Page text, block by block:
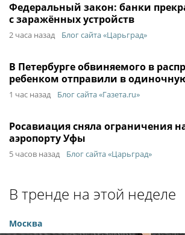
Федеральный закон: банки
с заражённых устройств
2 часа назад Блог сайта «Царьград»
В Петербурге обвиняемого в
ребенком отправили в
1 час назад Блог сайта «Газета.ru»
Росавиация сняла ограничения
аэропорту Уфы
5 часов назад Блог сайта «Царьград»
В тренде на этой неделе
Москва